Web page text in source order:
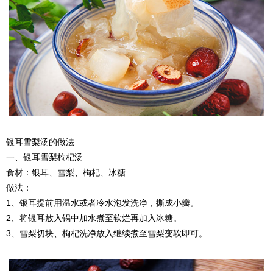
银耳雪梨汤的做法
一、银耳雪梨枸杞汤
食材：银耳、雪梨、枸杞、冰糖
做法：
1、银耳提前用温水或者冷水泡发洗净，撕成小瓣。
2、将银耳放入锅中加水煮至软烂再加入冰糖。
3、雪梨切块、枸杞洗净放入继续煮至雪梨变软即可。